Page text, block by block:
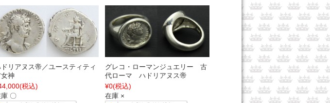
リアヌス帝／ユースティティ
神
(税込)
〇
グレコ・ローマンジュエリー 古
代ローマ ハドリアヌス帝
¥0(税込)
在庫 ×